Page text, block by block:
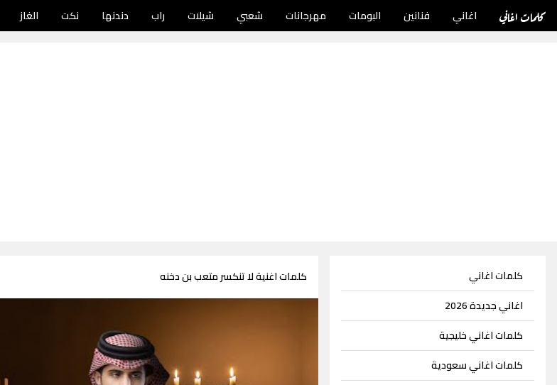
كلمات اغاني اغاني فنانين البومات مهرجانات شعبي شيلات راب دندنها نكت الغاز
كلمات اغاني
اغاني جديدة 2026
كلمات اغاني خليجية
كلمات اغاني سعودية
كلمات اغنية لا تنكسر متعب بن دخنه